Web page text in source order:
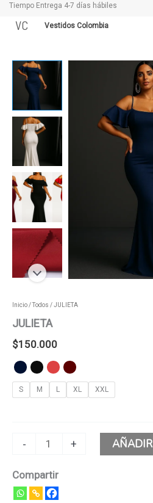
Tiempo Entrega 4-7 días hábiles
VC Vestidos Colombia
Inicio/Todos / JULIETA
JULIETA
$150.000
S M L XL XXL
-
JULIETA
cantidad
+ AÑADIR
Compartir